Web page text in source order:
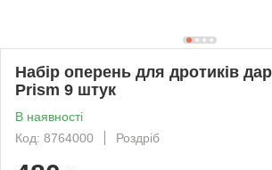
Набір оперень для дротиків
Prism 9 штук
В наявності
Код: 8764000
Роздріб